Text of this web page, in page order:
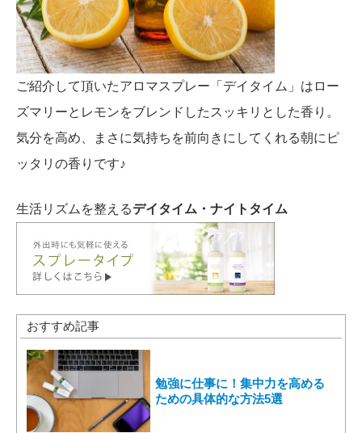
ご紹介して頂いたアロマスプレー「デイタイム」はロー
ズマリーとレモンをブレンドしたスッキリとした香り。
気分を高め、まさに気持ちを前向きにしてくれる朝にピ
ッタリの香りです♪
生活リズムを整えるデイタイム・ナイトタイム
おすすめ記事
勉強に仕事に！集中力を高める
ための具体的な方法5選